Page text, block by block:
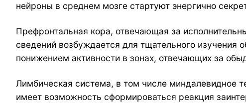
нейроны в среднем мозге стартуют энергично
Префронтальная кора, отвечающая за
сведений возбуждается для тщательного изучения
понижением активности в зонах, отвечающих за
Лимбическая система, в том числе миндалевидное
имеет возможность сформироваться реакция